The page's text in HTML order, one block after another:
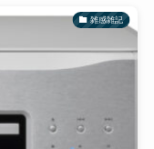
雑感雑記